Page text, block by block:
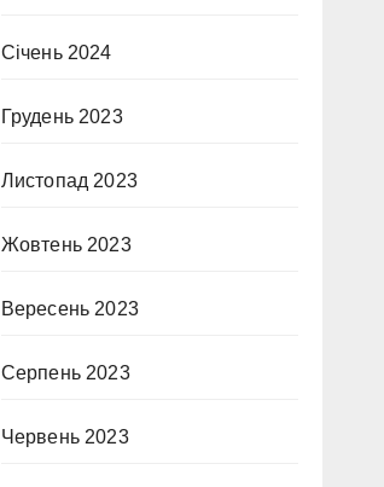
Січень 2024
Грудень 2023
Листопад 2023
Жовтень 2023
Вересень 2023
Серпень 2023
Червень 2023